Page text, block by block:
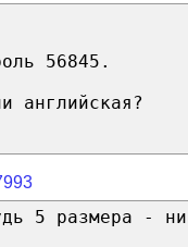
56845.
английская?
5 размера -